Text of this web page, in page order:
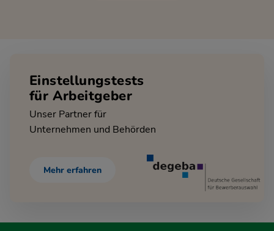
Einstellungstests
für Arbeitgeber
Unser Partner für
Unternehmen und Behörden
Mehr erfahren